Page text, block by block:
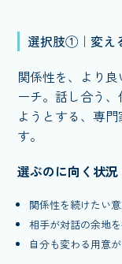
選択肢①｜変え
関係性を、より
ーチ。話し合う
ようとする、専
す。
選ぶのに向く状況
関係性を続けたい
相手が対話の余地
自分も変わる用意